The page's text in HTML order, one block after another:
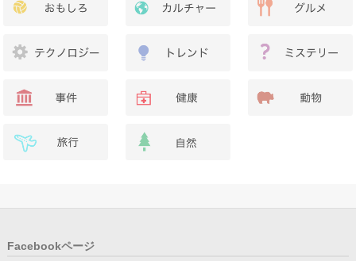
Facebookページ